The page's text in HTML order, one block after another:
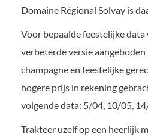
Domaine Régional Solvay is
Voor bepaalde feestelijke
verbeterde versie aangeboden
champagne en feestelijke
hogere prijs in rekening
volgende data: 5/04, 10/05,
Trakteer uzelf op een heerlijk